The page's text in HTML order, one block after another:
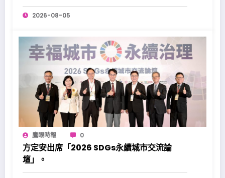
2026-08-05
鷹眼時報 0
方定安出席「2026 SDGs永續城市交流論
壇」。